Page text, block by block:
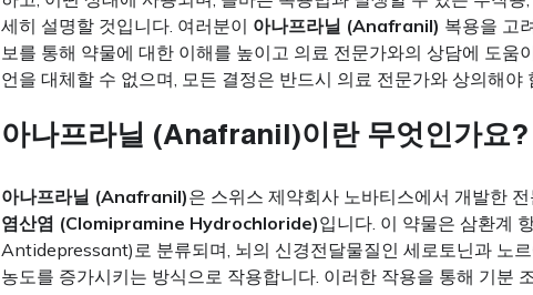
세히 설명할 것입니다. 여러분이 아나프라닐 (Anafranil) 복용을 고
보를 통해 약물에 대한 이해를 높이고 의료 전문가와의 상담에 도움
언을 대체할 수 없으며, 모든 결정은 반드시 의료 전문가와 상의해야
아나프라닐 (Anafranil)이란 무엇인가요?
아나프라닐 (Anafranil)은 스위스 제약회사 노바티스에서 개발한
염산염 (Clomipramine Hydrochloride)입니다. 이 약물은 삼환계
Antidepressant)로 분류되며, 뇌의 신경전달물질인 세로토닌과 노
농도를 증가시키는 방식으로 작용합니다. 이러한 작용을 통해 기분